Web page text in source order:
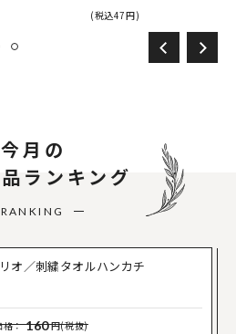
(税込47円)
今月の
ランキング
RANKING
オ／刺繍タオルハンカチ
格：160円(税抜)